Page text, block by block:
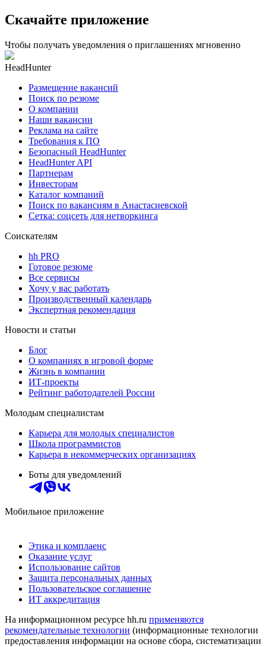
Скачайте приложение
Чтобы получать уведомления о приглашениях мгновенно
HeadHunter
Размещение вакансий
Поиск по резюме
О компании
Наши вакансии
Реклама на сайте
Требования к ПО
Безопасный HeadHunter
HeadHunter API
Партнерам
Инвесторам
Каталог компаний
Поиск по вакансиям в Анастасиевской
Сетка: соцсеть для нетворкинга
Соискателям
hh PRO
Готовое резюме
Все сервисы
Хочу у вас работать
Производственный календарь
Экспертная рекомендация
Новости и статьи
Блог
О компаниях в игровой форме
Жизнь в компании
ИТ-проекты
Рейтинг работодателей России
Молодым специалистам
Карьера для молодых специалистов
Школа программистов
Карьера в некоммерческих организациях
Боты для уведомлений
Мобильное приложение
Этика и комплаенс
Оказание услуг
Использование сайтов
Защита персональных данных
Пользовательское соглашение
ИТ аккредитация
На информационном ресурсе hh.ru применяются
рекомендательные технологии (информационные технологии
предоставления информации на основе сбора, систематизации